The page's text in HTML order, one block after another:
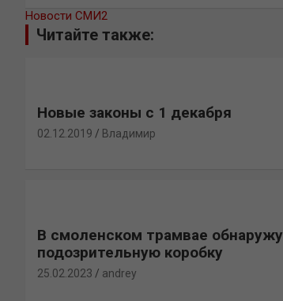
Новости СМИ2
Читайте также:
Новые законы с 1 декабря
02.12.2019 Владимир
В смоленском трамвае обнаружу
подозрительную коробку
25.02.2023 andrey